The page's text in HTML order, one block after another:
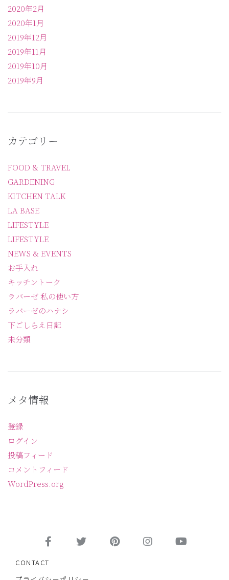
2020年2月
2020年1月
2019年12月
2019年11月
2019年10月
2019年9月
カテゴリー
FOOD & TRAVEL
GARDENING
KITCHEN TALK
LA BASE
LIFESTYLE
LIFESTYLE
NEWS & EVENTS
お手入れ
キッチントーク
ラバーゼ 私の使い方
ラバーゼのハナシ
下ごしらえ日記
未分類
メタ情報
登録
ログイン
投稿フィード
コメントフィード
WordPress.org
CONTACT